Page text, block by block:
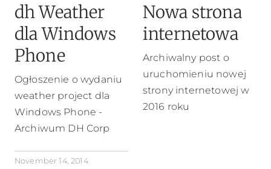
dh Weather
dla Windows
Phone
Ogłoszenie o wydaniu
weather project dla
Windows Phone -
Archiwum DH Corp
Nowa strona
internetowa
Archiwalny post o
uruchomieniu nowej
strony internetowej w
2016 roku
November 14, 2014